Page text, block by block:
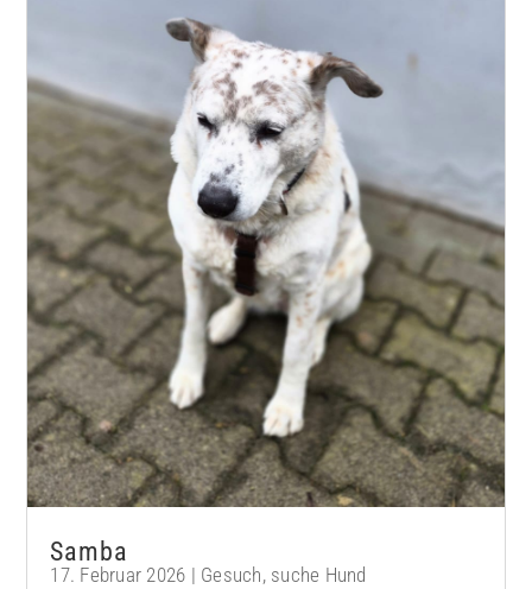
Samba
17. Februar 2026 | Gesuch, suche Hund